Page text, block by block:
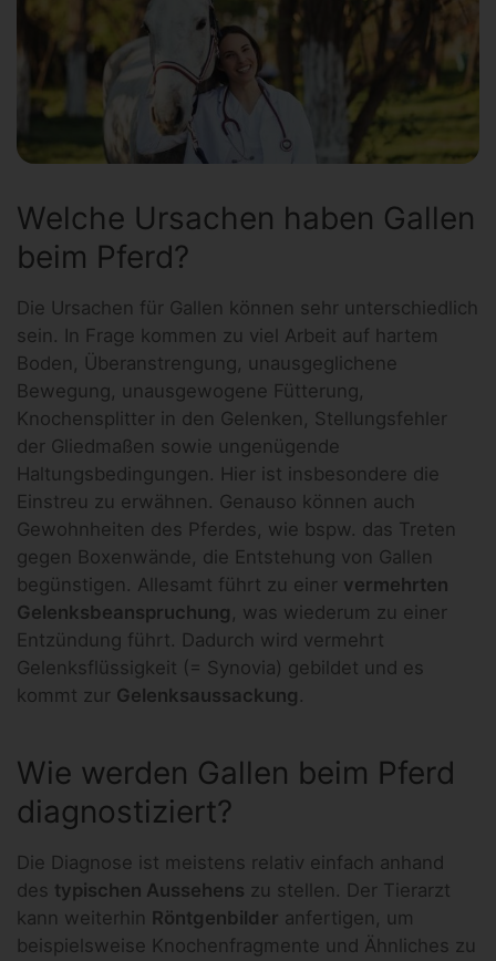
Welche Ursachen haben Gallen
beim Pferd?
Die Ursachen für Gallen können sehr unterschiedlich
sein. In Frage kommen zu viel Arbeit auf hartem
Boden, Überanstrengung, unausgeglichene
Bewegung, unausgewogene Fütterung,
Knochensplitter in den Gelenken, Stellungsfehler
der Gliedmaßen sowie ungenügende
Haltungsbedingungen. Hier ist insbesondere die
Einstreu zu erwähnen. Genauso können auch
Gewohnheiten des Pferdes, wie bspw. das Treten
gegen Boxenwände, die Entstehung von Gallen
begünstigen. Allesamt führt zu einer vermehrten
Gelenksbeanspruchung , was wiederum zu einer
Entzündung führt. Dadurch wird vermehrt
Gelenksflüssigkeit (= Synovia) gebildet und es
kommt zur Gelenksaussackung .
Wie werden Gallen beim Pferd
diagnostiziert?
Die Diagnose ist meistens relativ einfach anhand
des typischen Aussehens zu stellen. Der Tierarzt
kann weiterhin Röntgenbilder anfertigen, um
beispielsweise Knochenfragmente und Ähnliches zu